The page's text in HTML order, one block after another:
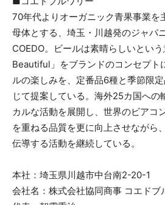
70年代よりオーガニック青果事業を
母体とする、埼玉・川越発のジャパ
COEDO。ビールは素晴らしいとい
Beautiful」をブランドのコンセプト
ルの楽しみを、定番品6種と季節限
じて提案している。海外25カ国への
カルな活動を展開し、世界のビアコ
を重ねる品質を更に向上させながら
伝導する活動を継続している。
本社：埼玉県川越市中台南2-20-1
会社名：株式会社協同商事 コエドブ